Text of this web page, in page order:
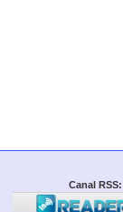
Canal RSS: